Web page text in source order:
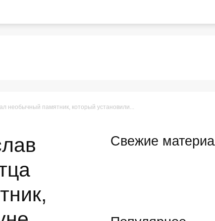
необычный памятник, который установили...
Свежие